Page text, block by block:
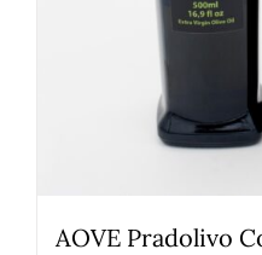
AOVE Pradolivo